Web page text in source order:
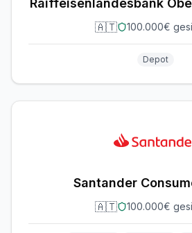
Raiffeisenlandesbank
🇦🇹 100.000€
Depot
Santander
🇦🇹 100.000€